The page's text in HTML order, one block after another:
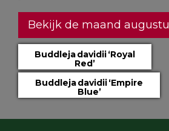
Bekijk de maand
Buddleja davidii ‘Royal
Red’
Buddleja davidii ‘Empire
Blue’